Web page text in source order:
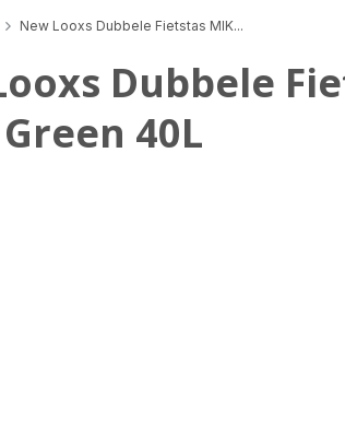
New Looxs Dubbele Fietstas MIK...
Dubbele
40L